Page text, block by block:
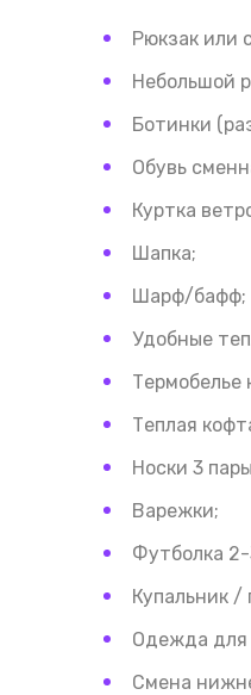
Рюкзак или
Небольшой
Ботинки
Обувь
Куртка
Шапка;
Шарф/бафф;
Удобные
Термобелье
Теплая
Носки 3
Варежки;
Футболка
Купальник /
Одежда для
Смена